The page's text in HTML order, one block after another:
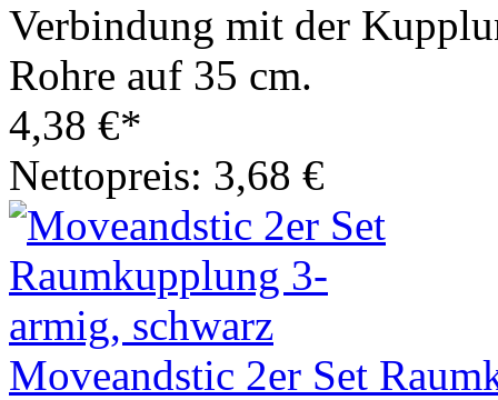
Verbindung mit der
Rohre auf 35 cm.
4,38 €*
Nettopreis: 3,68 €
Moveandstic 2er Set